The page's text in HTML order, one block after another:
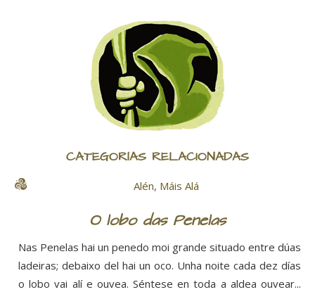
CATEGORÍAS RELACIONADAS
Alén, Máis Alá
O lobo das Penelas
Nas Penelas hai un penedo moi grande situado entre dúas
ladeiras; debaixo del hai un oco. Unha noite cada dez días
o lobo vai alí e ouvea. Séntese en toda a aldea ouvear...